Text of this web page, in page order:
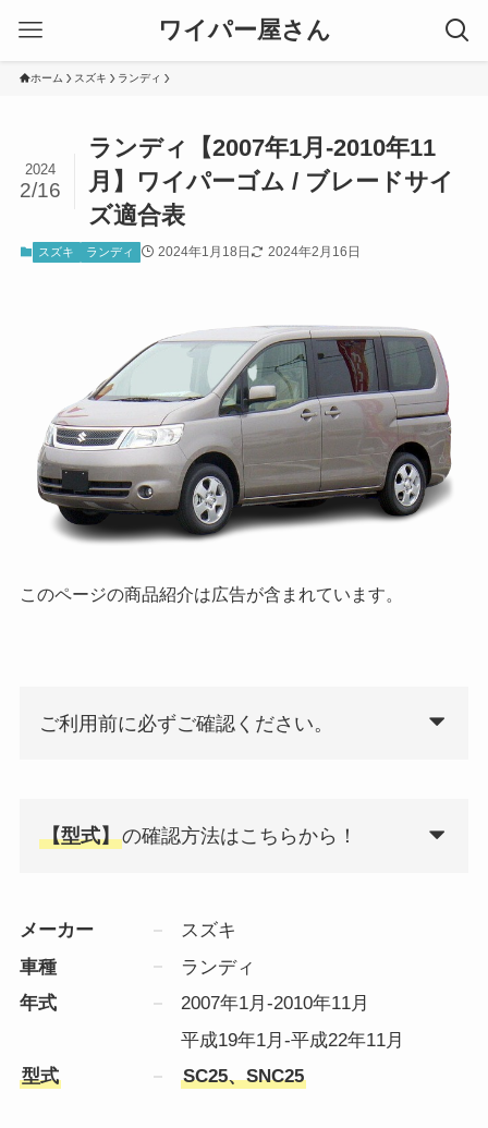
ワイパー屋さん
ホーム スズキ ランディ
ランディ【2007年1月-2010年11
月】ワイパーゴム / ブレードサイ
ズ適合表
2024
2/16
スズキ ランディ 2024年1月18日 2024年2月16日
このページの商品紹介は広告が含まれています。
ご利用前に必ずご確認ください。
【型式】の確認方法はこちらから！
メーカー
スズキ
車種
ランディ
年式
2007年1月-2010年11月
平成19年1月-平成22年11月
型式
SC25、SNC25